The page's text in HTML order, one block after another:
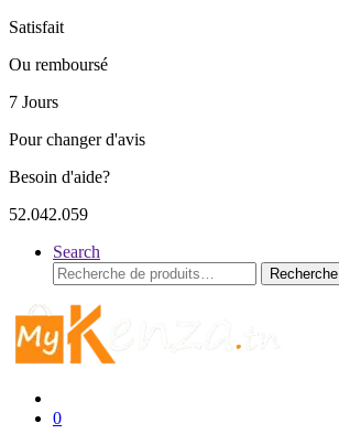
Satisfait
Ou remboursé
7 Jours
Pour changer d'avis
Besoin d'aide?
52.042.059
Search
Recherche
pour :
Recherche
0